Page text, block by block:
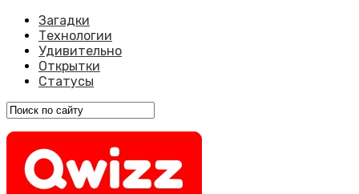
Загадки
Технологии
Удивительно
Открытки
Статусы